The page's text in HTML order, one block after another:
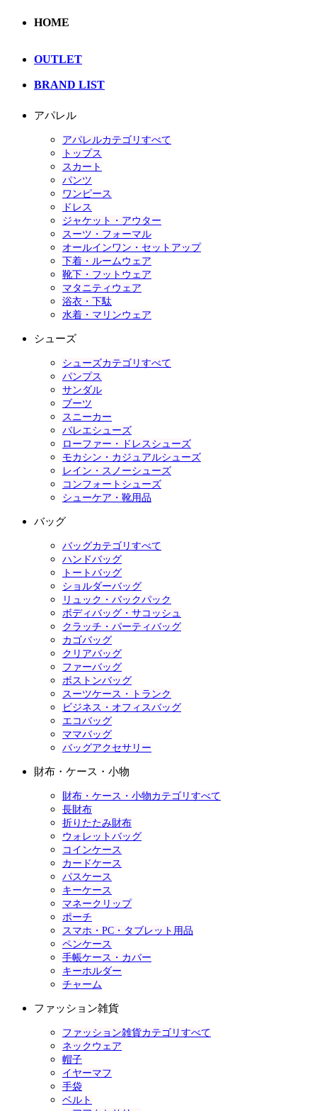
HOME
OUTLET
BRAND LIST
アパレル
アパレルカテゴリすべて
トップス
スカート
パンツ
ワンピース
ドレス
ジャケット・アウター
スーツ・フォーマル
オールインワン・セットアップ
下着・ルームウェア
靴下・フットウェア
マタニティウェア
浴衣・下駄
水着・マリンウェア
シューズ
シューズカテゴリすべて
パンプス
サンダル
ブーツ
スニーカー
バレエシューズ
ローファー・ドレスシューズ
モカシン・カジュアルシューズ
レイン・スノーシューズ
コンフォートシューズ
シューケア・靴用品
バッグ
バッグカテゴリすべて
ハンドバッグ
トートバッグ
ショルダーバッグ
リュック・バックパック
ボディバッグ・サコッシュ
クラッチ・パーティバッグ
カゴバッグ
クリアバッグ
ファーバッグ
ボストンバッグ
スーツケース・トランク
ビジネス・オフィスバッグ
エコバッグ
ママバッグ
バッグアクセサリー
財布・ケース・小物
財布・ケース・小物カテゴリすべて
長財布
折りたたみ財布
ウォレットバッグ
コインケース
カードケース
パスケース
キーケース
マネークリップ
ポーチ
スマホ・PC・タブレット用品
ペンケース
手帳ケース・カバー
キーホルダー
チャーム
ファッション雑貨
ファッション雑貨カテゴリすべて
ネックウェア
帽子
イヤーマフ
手袋
ベルト